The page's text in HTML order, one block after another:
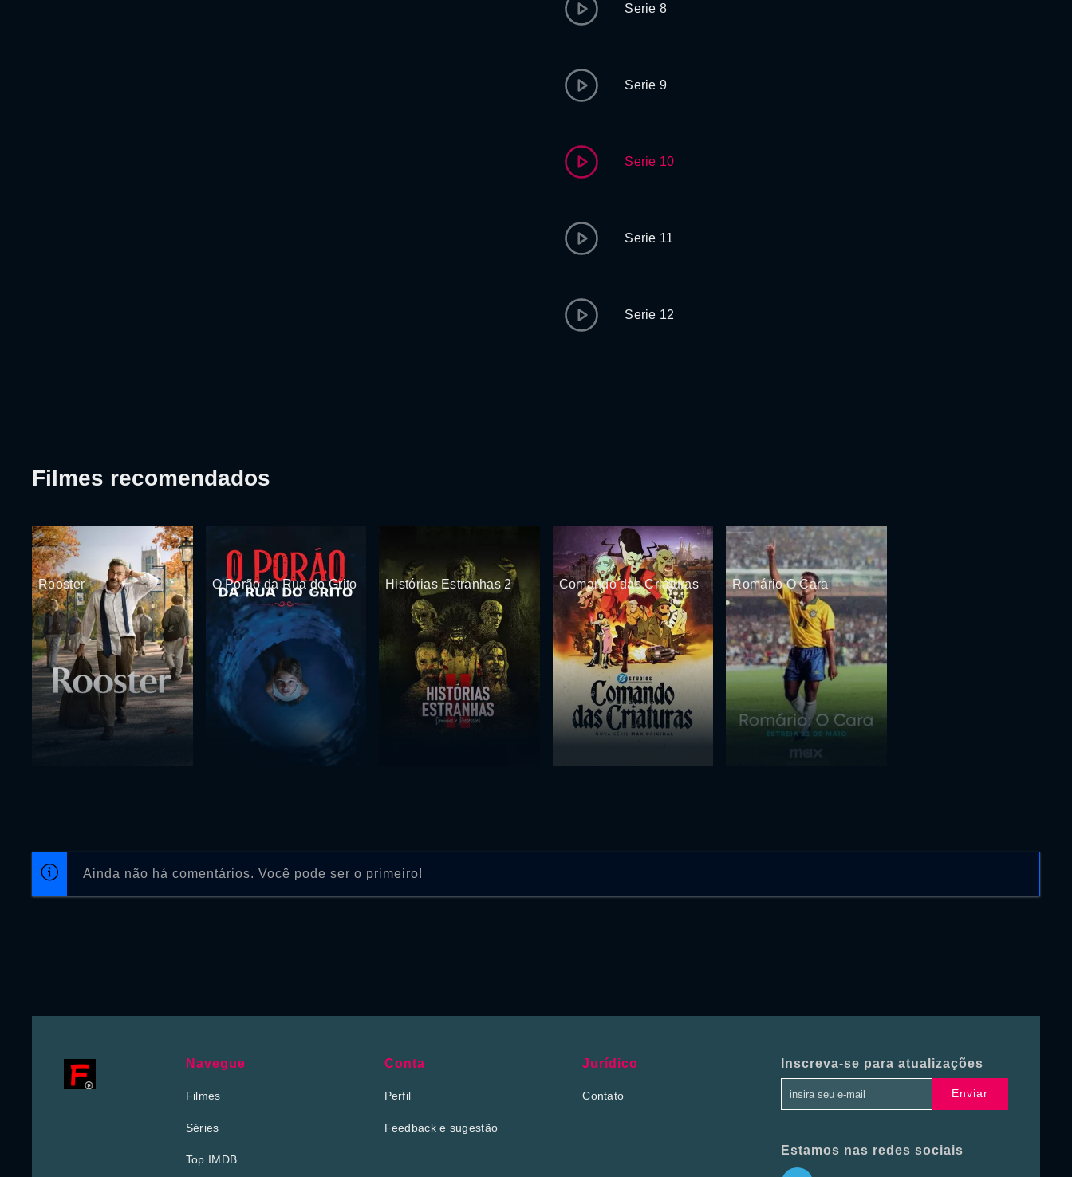
Serie 8
Serie 9
Serie 10
Serie 11
Serie 12
Ainda não há comentários. Você pode ser o primeiro!
Filmes recomendados
Rooster O Porão da Rua do Grito Histórias Estranhas 2 Comando das Criaturas Romário O Cara
Navegue
Filmes
Séries
Top IMDB
Conta
Perfil
Feedback e sugestão
Jurídico
Contato
Inscreva-se para atualizações
Enviar
Estamos nas redes sociais